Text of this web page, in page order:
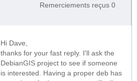
Remerciements reçus 0
Hi Dave,
thanks for your fast reply. I'll ask the
DebianGIS project to see if someone
is interested. Having a proper deb has